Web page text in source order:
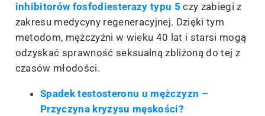
inhibitorów fosfodiesterazy typu 5 czy zabiegi z
zakresu medycyny regeneracyjnej. Dzięki tym
metodom, mężczyźni w wieku 40 lat i starsi mogą
odzyskać sprawność seksualną zbliżoną do tej z
czasów młodości.
Spadek testosteronu u mężczyzn –
Przyczyna kryzysu męskości?